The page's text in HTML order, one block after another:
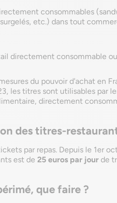
consommables
etc.) dans tout
directement consommable
du pouvoir d'achat en
les titres sont utilisables par
directement
des titres-
par repas. Depuis le 1er
est de 25 euros par jour de
que faire ?